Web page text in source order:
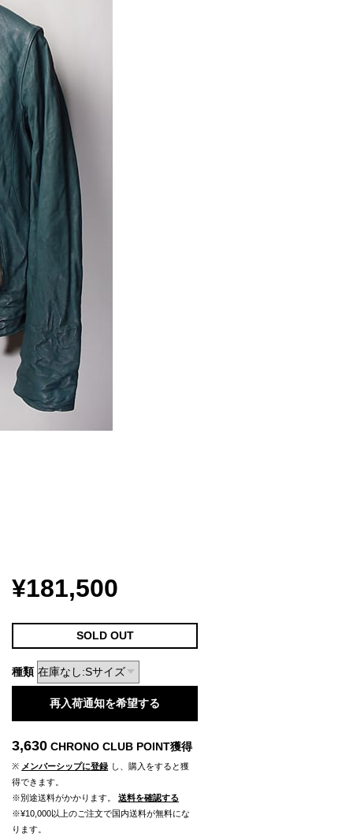
¥181,500
SOLD OUT
種類
再入荷通知を希望する
3,630 CHRONO CLUB POINT獲得
※ メンバーシップに登録 し、購入をすると獲
得できます。
※別途送料がかかります。
送料を確認する
※¥10,000以上のご注文で国内送料が無料にな
ります。